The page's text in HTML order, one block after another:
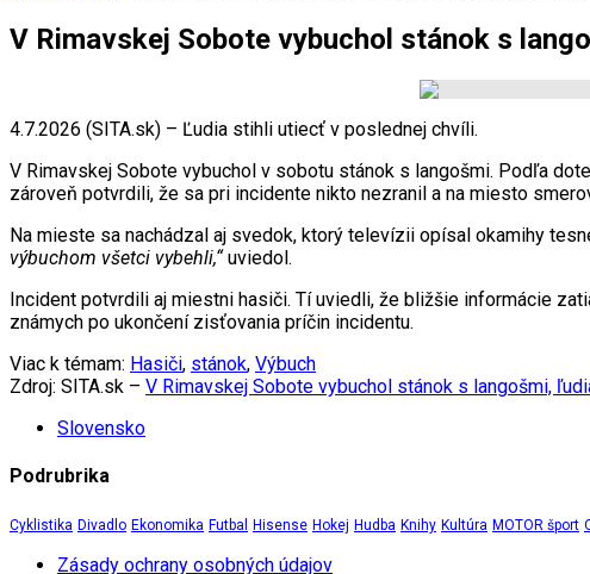
V Rimavskej Sobote vybuchol stánok s
4.7.2026 (SITA.sk) – Ľudia stihli utiecť v poslednej chvíli.
V Rimavskej Sobote vybuchol v sobotu stánok s langošmi. Podľa
zároveň potvrdili, že sa pri incidente nikto nezranil a na miesto
Na mieste sa nachádzal aj svedok, ktorý televízii opísal okamihy
výbuchom všetci vybehli,“uviedol.
Incident potvrdili aj miestni hasiči. Tí uviedli, že bližšie informácie
známych po ukončení zisťovania príčin incidentu.
Viac k témam: Hasiči, stánok, Výbuch
Zdroj: SITA.sk – V Rimavskej Sobote vybuchol stánok s langošmi,
Slovensko
Podrubrika
Cyklistika Divadlo Ekonomika Futbal Hisense Hokej Hudba Knihy Kultúra MOTOR šport
Zásady ochrany osobných údajov